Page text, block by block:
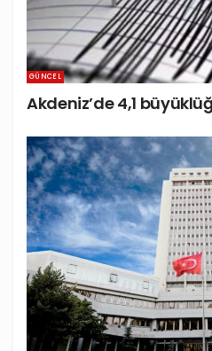
GÜNCEL
Akdeniz’de 4,1